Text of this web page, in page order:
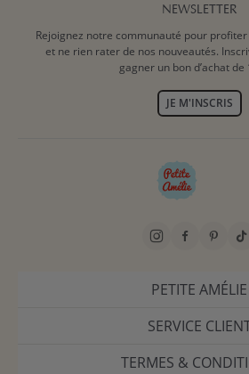
NEWSLETTER
Rejoignez notre communauté pour
et ne rien rater de nos nouveautés.
gagner un bon d’achat de
JE M'INSCRIS
PETITE AMÉLIE
SERVICE
TERMES &